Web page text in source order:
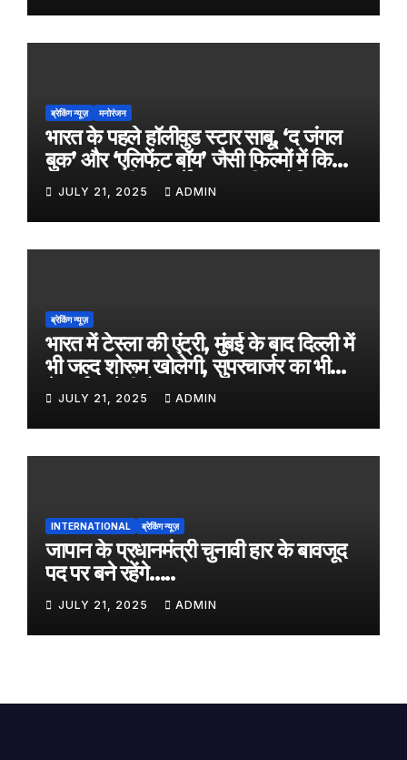
ब्रेकिंग न्यूज़ मनोरंजन
भारत के पहले हॉलीवुड स्टार साबू, ‘द जंगल
बुक’ और ‘एलिफेंट बॉय’ जैसी फिल्मों में किया
काम, जल्द ही बड़े पर्दे पर आएगी बायोपिक
JULY 21, 2025 ADMIN
ब्रेकिंग न्यूज़
भारत में टेस्ला की एंट्री, मुंबई के बाद दिल्ली में
भी जल्द शोरूम खोलेगी, सुपरचार्जर का भी
नेटवर्क करेगी तैयार
JULY 21, 2025 ADMIN
INTERNATIONAL ब्रेकिंग न्यूज़
जापान के प्रधानमंत्री चुनावी हार के बावजूद
पद पर बने रहेंगे…..
JULY 21, 2025 ADMIN